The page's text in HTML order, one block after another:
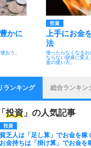
かに
おう。
投資
上手にお金
法
使ったらなくなるお
ならない財産に変
金の使い方。
ランキング 総合ランキン
「投資 」の人気記事
投資
貧乏人は「足し算」でお金を稼
お金持ちは「掛け算」でお金を